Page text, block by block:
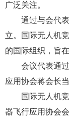
广泛关注。
通过与会代
立。国际无人机
的国际组织，旨
会议代表通
应用协会蒋会长
国际无人机
器飞行应用协会